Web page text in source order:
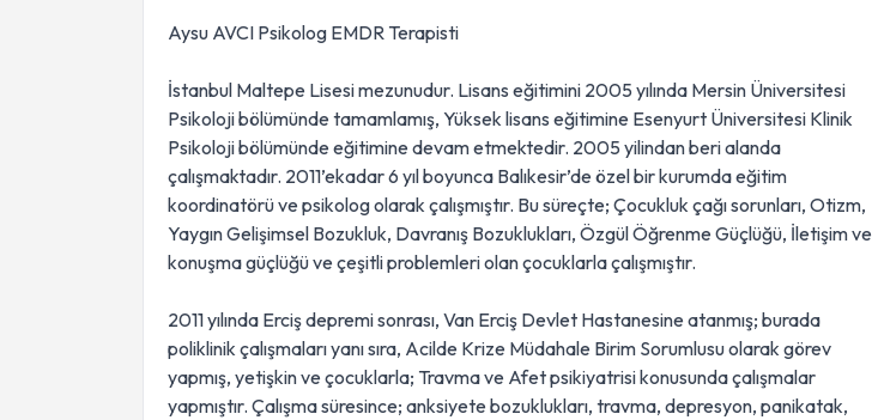
Aysu AVCI Psikolog EMDR Terapisti
İstanbul Maltepe Lisesi mezunudur. Lisans eğitimini 2005 yılında Mersin Üniversitesi
Psikoloji bölümünde tamamlamış, Yüksek lisans eğitimine Esenyurt Üniversitesi Klinik
Psikoloji bölümünde eğitimine devam etmektedir. 2005 yilindan beri alanda
çalışmaktadır. 2011’ekadar 6 yıl boyunca Balıkesir’de özel bir kurumda eğitim
koordinatörü ve psikolog olarak çalışmıştır. Bu süreçte; Çocukluk çağı sorunları, Otizm,
Yaygın Gelişimsel Bozukluk, Davranış Bozuklukları, Özgül Öğrenme Güçlüğü, İletişim ve
konuşma güçlüğü ve çeşitli problemleri olan çocuklarla çalışmıştır.
2011 yılında Erciş depremi sonrası, Van Erciş Devlet Hastanesine atanmış; burada
poliklinik çalışmaları yanı sıra, Acilde Krize Müdahale Birim Sorumlusu olarak görev
yapmış, yetişkin ve çocuklarla; Travma ve Afet psikiyatrisi konusunda çalışmalar
yapmıştır. Çalışma süresince; anksiyete bozuklukları, travma, depresyon, panikatak,